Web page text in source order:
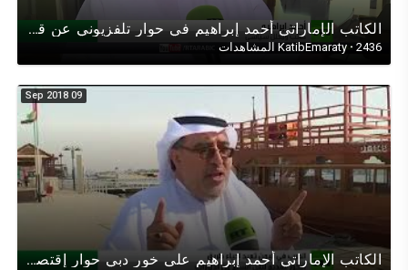
الكاتب الإماراتي أحمد إبراهيم في حوار تلفزيوني عن قرار دولة الإمارات إستضافة اللاجئين السوريين
KatibEmaraty · 2436 المشاهدات
09 Sep 2018
الكاتب اﻹماراتي أحمد إبراهيم على خور دبي حوار إقتصادي عن مستقبل الملاحة البحرية بين اﻹمارات واليمن